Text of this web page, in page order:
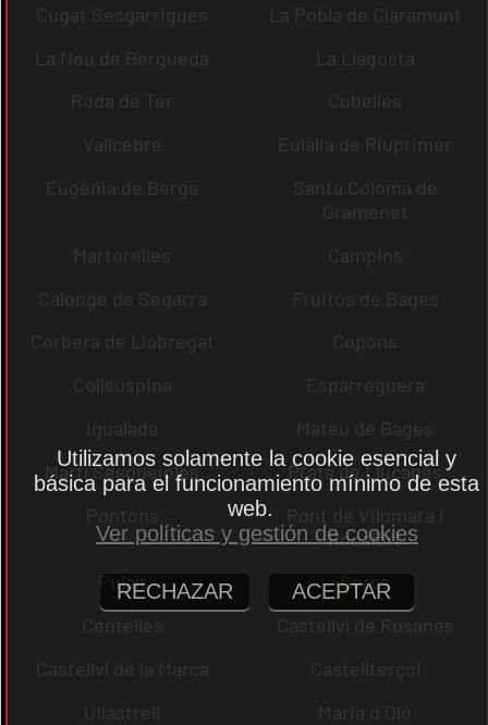
Cugat Sesgarrigues
La Pobla de Claramunt
La Nou de Berguedà
La Llagosta
Roda de Ter
Cubelles
Vallcebre
Eulàlia de Riuprimer
Eugènia de Berga
Santa Coloma de
Gramenet
Martorelles
Campins
Calonge de Segarra
Fruitós de Bages
Corbera de Llobregat
Copons
Collsuspina
Esparreguera
Igualada
Mateu de Bages
Martí Sesgueioles
Prats de Lluçanès
Pontons
Pont de Vilomara i
Rocafort
Pujalt
Cercs
Centelles
Castellví de Rosanes
Castellví de la Marca
Castellterçol
Ullastrell
Maria d´Oló
Utilizamos solamente la cookie esencial y
básica para el funcionamiento mínimo de esta
web.
Ver políticas y gestión de cookies
RECHAZAR ACEPTAR